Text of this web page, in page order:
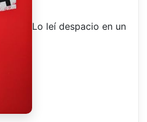
Lo leí despacio en un